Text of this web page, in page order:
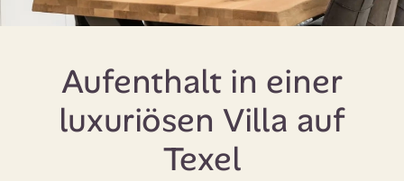
Aufenthalt in einer
luxuriösen Villa auf
Texel